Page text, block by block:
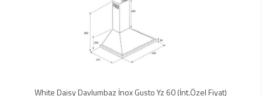
White Daisy Davlumbaz İnox Gusto Yz 60 (İnt.Özel Fiyat)